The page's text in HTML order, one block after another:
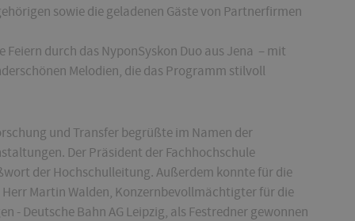
sowie die geladenen Gäste von Partnerfirmen
durch das NyponSyskon Duo aus Jena – mit
Melodien, die das Programm stilvoll
und Transfer begrüßte im Namen der
Der Präsident der Fachhochschule
der Hochschulleitung. Außerdem konnte für die
Martin Walden, Konzernbevollmächtigter für die
- Deutsche Bahn AG Leipzig, als Festredner gewonnen